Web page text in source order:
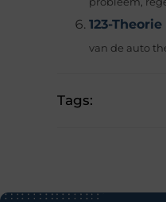
123-
van de auto
Tags: